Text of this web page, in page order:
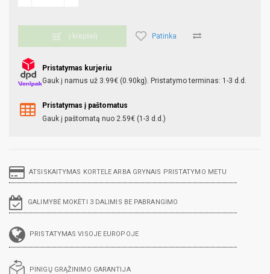
Į krepšelį Patinka
Pristatymas kurjeriu
Gauk į namus už 3.99€ (0.90kg). Pristatymo terminas: 1-3 d.d.
Pristatymas į paštomatus
Gauk į paštomatą nuo 2.59€ (1-3 d.d.)
ATSISKAITYMAS KORTELE ARBA GRYNAIS PRISTATYMO METU
GALIMYBĖ MOKĖTI 3 DALIMIS BE PABRANGIMO
PRISTATYMAS VISOJE EUROPOJE
PINIGŲ GRĄŽINIMO GARANTIJA